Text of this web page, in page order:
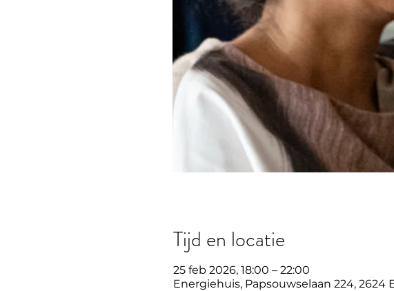
Tijd en locatie
25 feb 2026, 18:00 – 22:00
Energiehuis, Papsouwselaan 224, 2624